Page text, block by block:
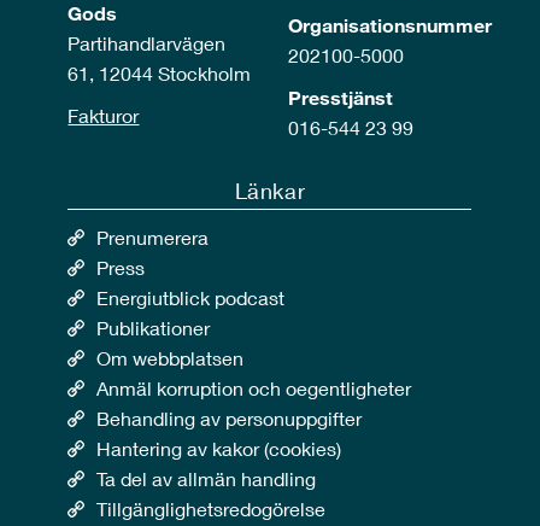
Gods
Partihandlarvägen
61, 12044 Stockholm
Fakturor
Organisationsnummer
202100-5000
Presstjänst
016-544 23 99
Länkar
Prenumerera
Press
Energiutblick podcast
Publikationer
Om webbplatsen
Anmäl korruption och oegentligheter
Behandling av personuppgifter
Hantering av kakor (cookies)
Ta del av allmän handling
Tillgänglighetsredogörelse